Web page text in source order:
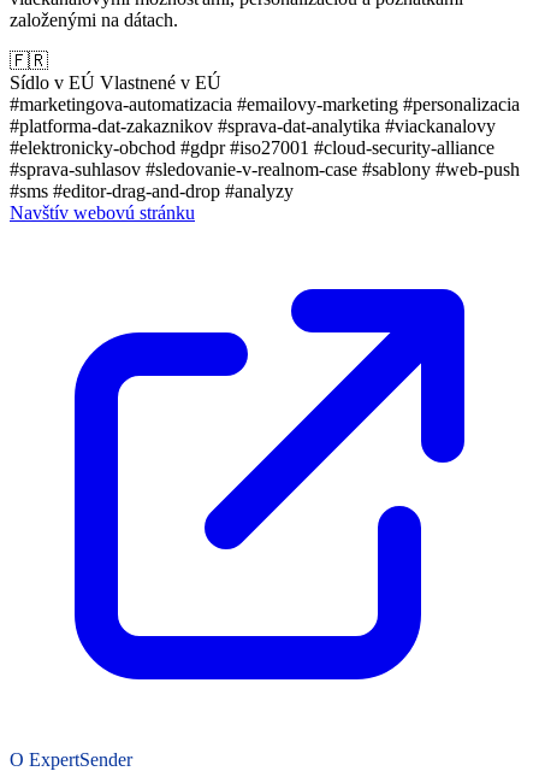
založenými na dátach.
🇫🇷
Sídlo v EÚ Vlastnené v EÚ
#marketingova-automatizacia #emailovy-marketing #personalizacia
#platforma-dat-zakaznikov #sprava-dat-analytika #viackanalovy
#elektronicky-obchod #gdpr#iso27001 #cloud-security-alliance
#sprava-suhlasov #sledovanie-v-realnom-case #sablony #web-push
#sms #editor-drag-and-drop #analyzy
Navštív webovú stránku
O ExpertSender